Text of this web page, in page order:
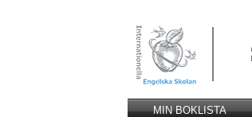
MIN BOKLISTA